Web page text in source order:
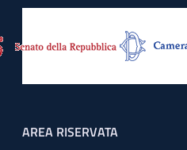
Footer menu
AREA RISERVATA